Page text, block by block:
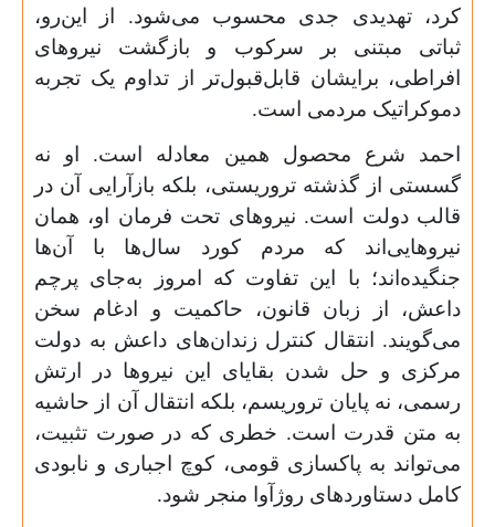
کرد، تهدیدی جدی محسوب می‌شود. از این‌رو،
ثباتی مبتنی بر سرکوب و بازگشت نیروهای
افراطی، برایشان قابل‌قبول‌تر از تداوم یک تجربه
دموکراتیک مردمی است.
احمد شرع محصول همین معادله است. او نه
گسستی از گذشته تروریستی، بلکه بازآرایی آن در
قالب دولت است. نیروهای تحت فرمان او، همان
نیروهایی‌اند که مردم کورد سال‌ها با آن‌ها
جنگیده‌اند؛ با این تفاوت که امروز به‌جای پرچم
داعش، از زبان قانون، حاکمیت و ادغام سخن
می‌گویند. انتقال کنترل زندان‌های داعش به دولت
مرکزی و حل شدن بقایای این نیروها در ارتش
رسمی، نه پایان تروریسم، بلکه انتقال آن از حاشیه
به متن قدرت است. خطری که در صورت تثبیت،
می‌تواند به پاکسازی قومی، کوچ اجباری و نابودی
کامل دستاوردهای روژآوا منجر شود.